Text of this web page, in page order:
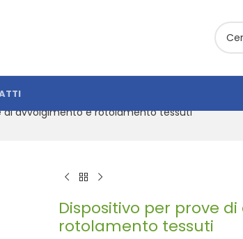
di avvolgimento e rotolamento tessuti
Dispositivo per prove
rotolamento tessuti